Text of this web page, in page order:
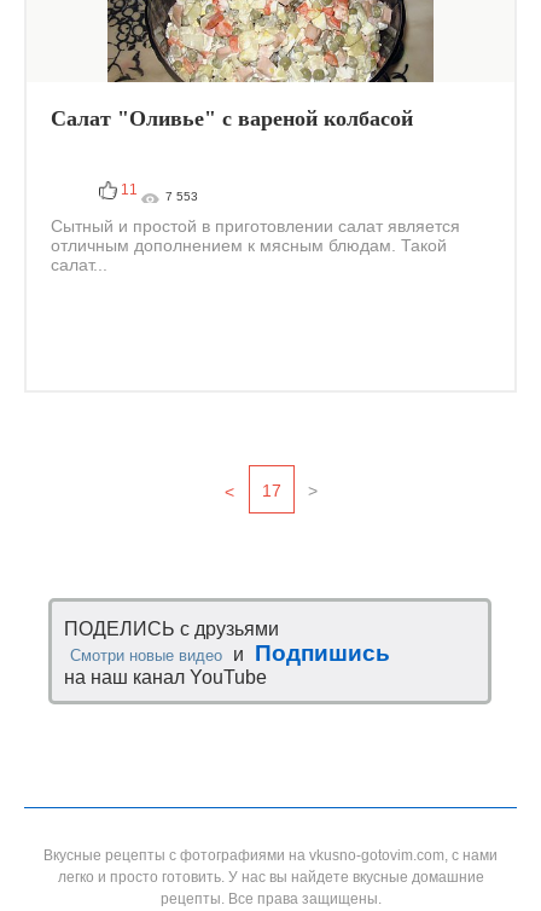
Салат "Оливье" с вареной колбасой
11 7 553
Сытный и простой в приготовлении салат является
отличным дополнением к мясным блюдам. Такой
салат...
< 17 >
ПОДЕЛИСЬ с друзьями
Смотри новые видео и Подпишись
на наш канал YouTube
Вкусные рецепты с фотографиями на vkusno-gotovim.com, с нами
легко и просто готовить. У нас вы найдете вкусные домашние
рецепты. Все права защищены.